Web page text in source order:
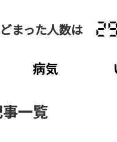
まった人数は
病気
一覧